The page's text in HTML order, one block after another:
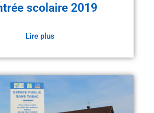
scolaire 2019
Lire plus